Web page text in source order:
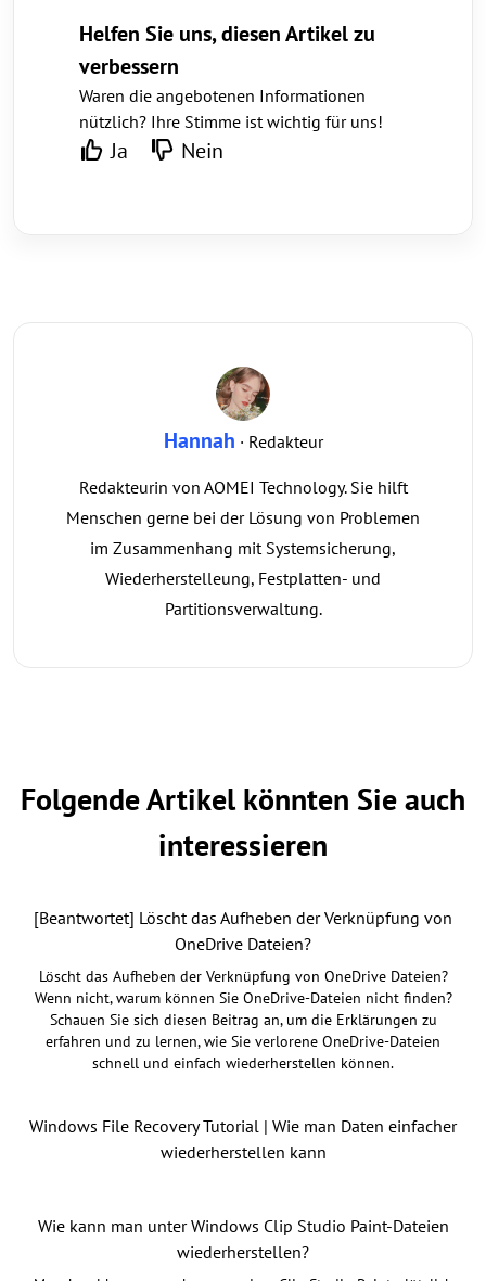
Helfen Sie uns, diesen Artikel zu
verbessern
Waren die angebotenen Informationen
nützlich? Ihre Stimme ist wichtig für uns!
Ja Nein
Hannah · Redakteur
Redakteurin von AOMEI Technology. Sie hilft
Menschen gerne bei der Lösung von Problemen
im Zusammenhang mit Systemsicherung,
Wiederherstelleung, Festplatten- und
Partitionsverwaltung.
Folgende Artikel könnten Sie auch
interessieren
[Beantwortet] Löscht das Aufheben der Verknüpfung von
OneDrive Dateien?
Löscht das Aufheben der Verknüpfung von OneDrive Dateien?
Wenn nicht, warum können Sie OneDrive-Dateien nicht finden?
Schauen Sie sich diesen Beitrag an, um die Erklärungen zu
erfahren und zu lernen, wie Sie verlorene OneDrive-Dateien
schnell und einfach wiederherstellen können.
Windows File Recovery Tutorial | Wie man Daten einfacher
wiederherstellen kann
Wie kann man unter Windows Clip Studio Paint-Dateien
wiederherstellen?